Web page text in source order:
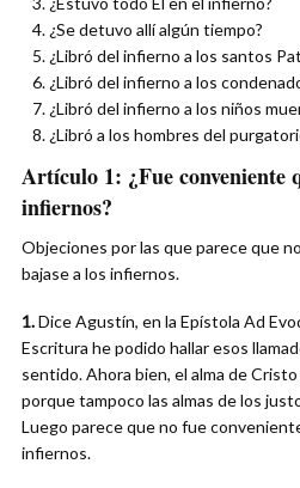
¿Se detuvo allí algún tiempo?
¿Libró del infierno a los santos
¿Libró del infierno a los
¿Libró del infierno a los niños
¿Libró a los hombres del
Artículo 1: ¿Fue conveniente
infiernos?
Objeciones por las que parece que
bajase a los infiernos.
1.Dice Agustín, en la Epístola Ad
Escritura he podido hallar esos
sentido. Ahora bien, el alma de
porque tampoco las almas de los
Luego parece que no fue
infiernos.